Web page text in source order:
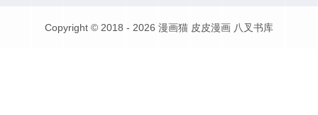
Copyright © 2018 - 2026 漫画猫 皮皮漫画 八叉书库